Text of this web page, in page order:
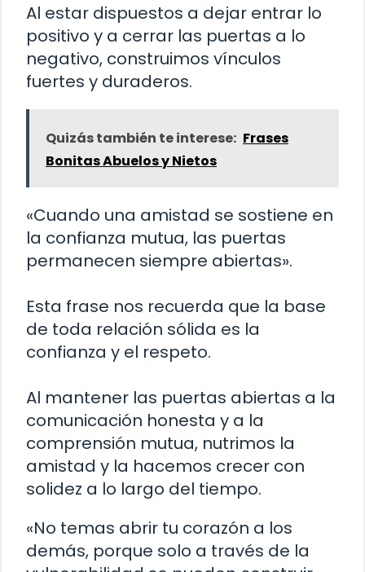
Al estar dispuestos a dejar entrar lo
positivo y a cerrar las puertas a lo
negativo, construimos vínculos
fuertes y duraderos.
Quizás también te interese: Frases
Bonitas Abuelos y Nietos
«Cuando una amistad se sostiene en
la confianza mutua, las puertas
permanecen siempre abiertas».
Esta frase nos recuerda que la base
de toda relación sólida es la
confianza y el respeto.
Al mantener las puertas abiertas a la
comunicación honesta y a la
comprensión mutua, nutrimos la
amistad y la hacemos crecer con
solidez a lo largo del tiempo.
«No temas abrir tu corazón a los
demás, porque solo a través de la